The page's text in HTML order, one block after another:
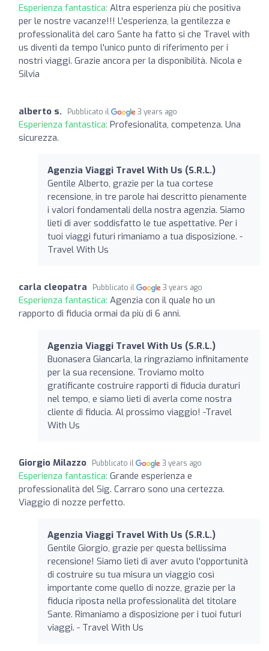
Esperienza fantastica: Altra esperienza più che positiva
per le nostre vacanze!!! L'esperienza, la gentilezza e
professionalità del caro Sante ha fatto si che Travel with
us diventi da tempo l'unico punto di riferimento per i
nostri viaggi. Grazie ancora per la disponibilità. Nicola e
Silvia
alberto s. Pubblicato il 3 years ago
Esperienza fantastica: Profesionalita, competenza. Una
sicurezza.
Agenzia Viaggi Travel With Us (S.R.L.)
Gentile Alberto, grazie per la tua cortese
recensione, in tre parole hai descritto pienamente
i valori fondamentali della nostra agenzia. Siamo
lieti di aver soddisfatto le tue aspettative. Per i
tuoi viaggi futuri rimaniamo a tua disposizione. -
Travel With Us
carla cleopatra Pubblicato il 3 years ago
Esperienza fantastica: Agenzia con il quale ho un
rapporto di fiducia ormai da più di 6 anni.
Agenzia Viaggi Travel With Us (S.R.L.)
Buonasera Giancarla, la ringraziamo infinitamente
per la sua recensione. Troviamo molto
gratificante costruire rapporti di fiducia duraturi
nel tempo, e siamo lieti di averla come nostra
cliente di fiducia. Al prossimo viaggio! -Travel
With Us
Giorgio Milazzo Pubblicato il 3 years ago
Esperienza fantastica: Grande esperienza e
professionalità del Sig. Carraro sono una certezza.
Viaggio di nozze perfetto.
Agenzia Viaggi Travel With Us (S.R.L.)
Gentile Giorgio, grazie per questa bellissima
recensione! Siamo lieti di aver avuto l'opportunità
di costruire su tua misura un viaggio così
importante come quello di nozze, grazie per la
fiducia riposta nella professionalità del titolare
Sante. Rimaniamo a disposizione per i tuoi futuri
viaggi. - Travel With Us